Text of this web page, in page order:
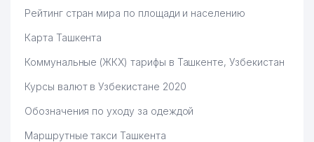
Рейтинг стран мира по площади и населению
Карта Ташкента
Коммунальные (ЖКХ) тарифы в Ташкенте, Узбекистан
Курсы валют в Узбекистане 2020
Обозначения по уходу за одеждой
Маршрутные такси Ташкента